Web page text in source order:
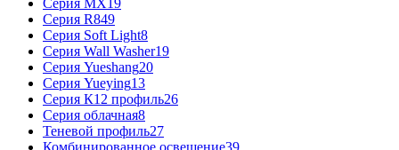
Серия MX19
Серия R849
Серия Soft Light8
Серия Wall Washer19
Серия Yueshang20
Серия Yueying13
Серия К12 профиль26
Серия облачная8
Теневой профиль27
Комбинированное освещение39